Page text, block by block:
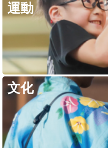
運動
文化